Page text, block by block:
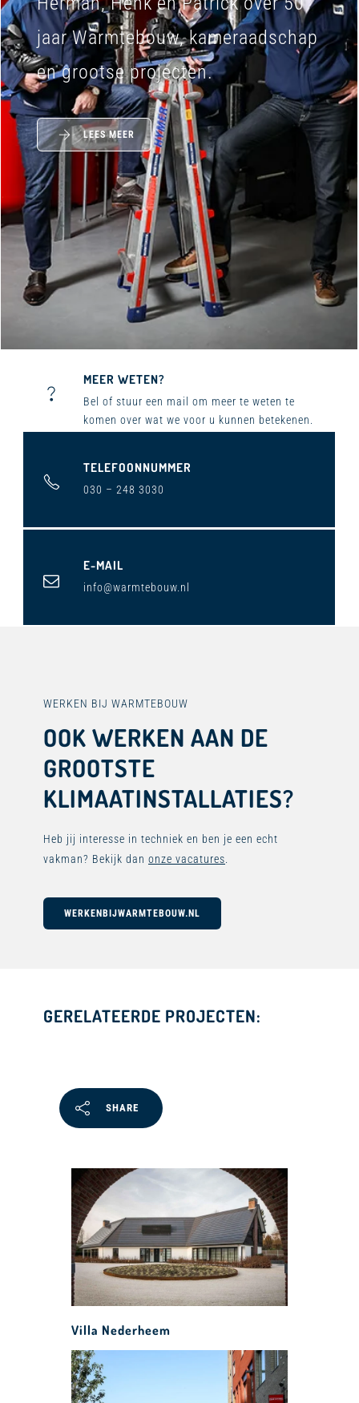
jaar Warmtebouw, kameraadschap
en grootse projecten.
LEES MEER
MEER WETEN?
Bel ​of stuur een mail om meer te weten te
komen over wat we voor u kunnen betekenen.
TELEFOONNUMMER
030 – 248 3030
E-MAIL
info@warmtebouw.nl
WERKEN BIJ WARMTEBOUW
OOK WERKEN AAN DE
GROOTSTE
KLIMAATINSTALLATIES?
Heb jij interesse in techniek en ben je een echt
vakman? Bekijk dan onze vacatures.
WERKENBIJWARMTEBOUW.NL
GERELATEERDE PROJECTEN:
SHARE
Villa Nederheem